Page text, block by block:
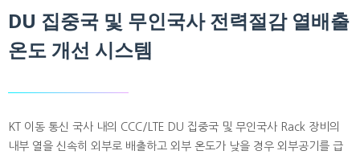
DU 집중국 및 무인국사 전력절감 열배출
온도 개선 시스템
KT 이동 통신 국사 내의 CCC/LTE DU 집중국 및 무인국사 Rack 장비의
내부 열을 신속히 외부로 배출하고 외부 온도가 낮을 경우 외부공기를 급